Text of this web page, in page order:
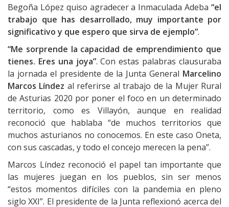
Begoña López quiso agradecer a Inmaculada Adeba “el
trabajo que has desarrollado, muy importante por
significativo y que espero que sirva de ejemplo”.
“Me sorprende la capacidad de emprendimiento que
tienes. Eres una joya”. Con estas palabras clausuraba
la jornada el presidente de la Junta General Marcelino
Marcos Líndez al referirse al trabajo de la Mujer Rural
de Asturias 2020 por poner el foco en un determinado
territorio, como es Villayón, aunque en realidad
reconoció que hablaba “de muchos territorios que
muchos asturianos no conocemos. En este caso Oneta,
con sus cascadas, y todo el concejo merecen la pena”.
Marcos Líndez reconoció el papel tan importante que
las mujeres juegan en los pueblos, sin ser menos
“estos momentos difíciles con la pandemia en pleno
siglo XXI”. El presidente de la Junta reflexionó acerca del